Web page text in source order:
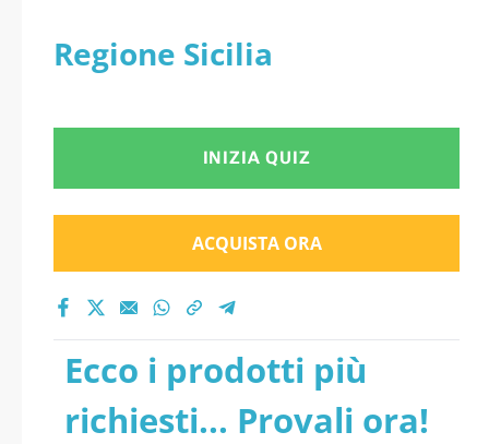
Regione Sicilia
INIZIA QUIZ
ACQUISTA ORA
Ecco i prodotti più
richiesti... Provali ora!